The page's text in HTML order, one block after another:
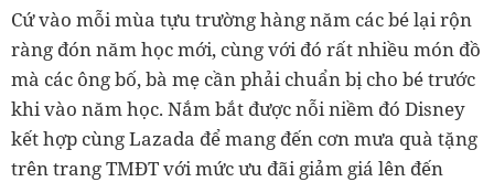
Cứ vào mỗi mùa tựu trường hàng năm các bé lại rộn
ràng đón năm học mới, cùng với đó rất nhiều món đồ
mà các ông bố, bà mẹ cần phải chuẩn bị cho bé trước
khi vào năm học. Nắm bắt được nỗi niềm đó Disney
kết hợp cùng Lazada để mang đến cơn mưa quà tặng
trên trang TMĐT với mức ưu đãi giảm giá lên đến